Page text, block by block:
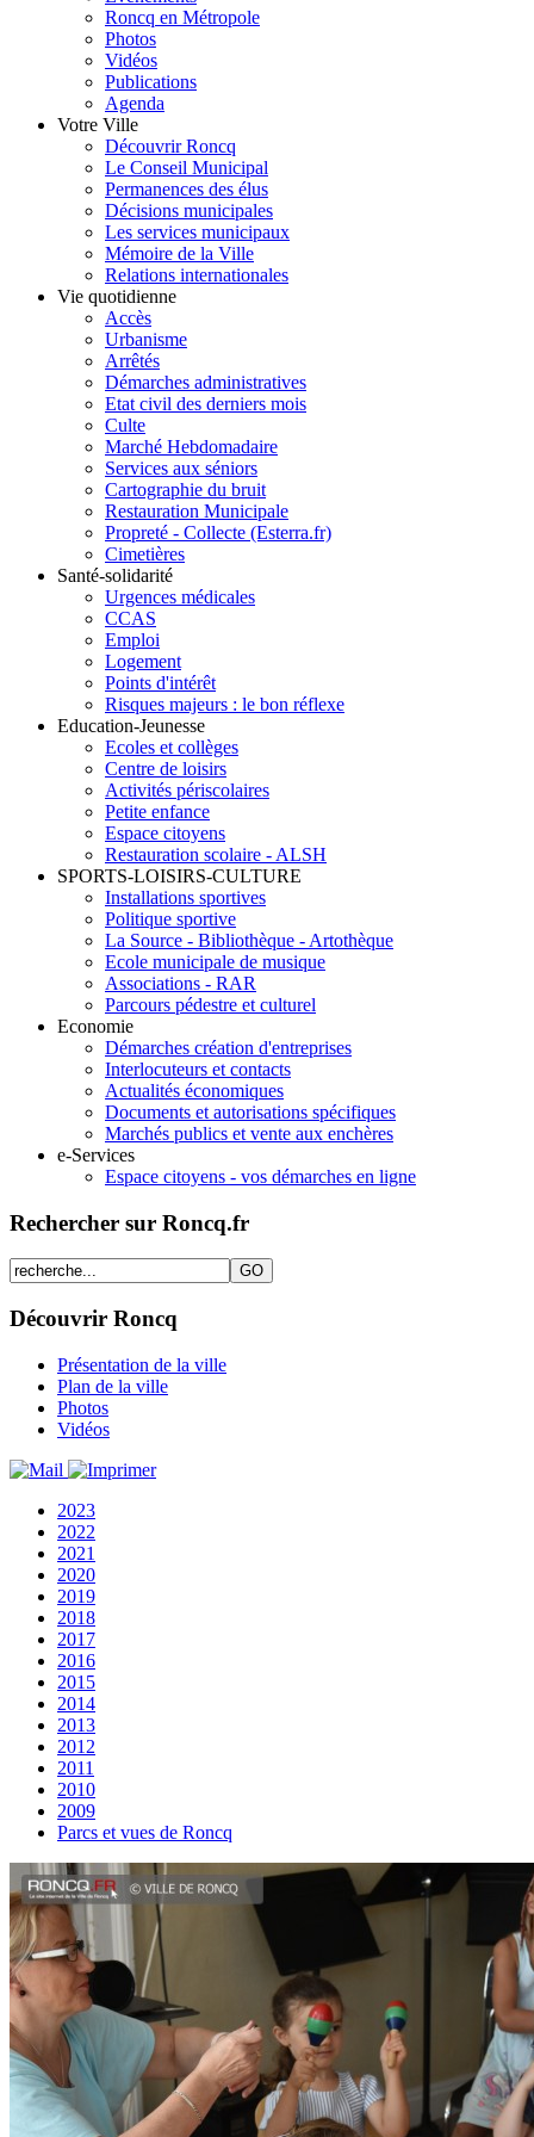
Roncq en Métropole
Photos
Vidéos
Publications
Agenda
Votre Ville
Découvrir Roncq
Le Conseil Municipal
Permanences des élus
Décisions municipales
Les services municipaux
Mémoire de la Ville
Relations internationales
Vie quotidienne
Accès
Urbanisme
Arrêtés
Démarches administratives
Etat civil des derniers mois
Culte
Marché Hebdomadaire
Services aux séniors
Cartographie du bruit
Restauration Municipale
Propreté - Collecte (Esterra.fr)
Cimetières
Santé-solidarité
Urgences médicales
CCAS
Emploi
Logement
Points d'intérêt
Risques majeurs : le bon réflexe
Education-Jeunesse
Ecoles et collèges
Centre de loisirs
Activités périscolaires
Petite enfance
Espace citoyens
Restauration scolaire - ALSH
SPORTS-LOISIRS-CULTURE
Installations sportives
Politique sportive
La Source - Bibliothèque - Artothèque
Ecole municipale de musique
Associations - RAR
Parcours pédestre et culturel
Economie
Démarches création d'entreprises
Interlocuteurs et contacts
Actualités économiques
Documents et autorisations spécifiques
Marchés publics et vente aux enchères
e-Services
Espace citoyens - vos démarches en ligne
Rechercher sur Roncq.fr
Découvrir Roncq
Présentation de la ville
Plan de la ville
Photos
Vidéos
2023
2022
2021
2020
2019
2018
2017
2016
2015
2014
2013
2012
2011
2010
2009
Parcs et vues de Roncq